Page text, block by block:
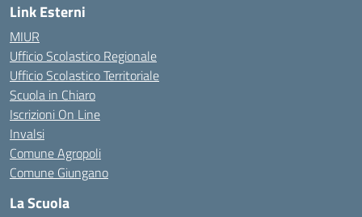
Link Esterni
MIUR
Ufficio Scolastico Regionale
Ufficio Scolastico Territoriale
Scuola in Chiaro
Iscrizioni On Line
Invalsi
Comune Agropoli
Comune Giungano
La Scuola